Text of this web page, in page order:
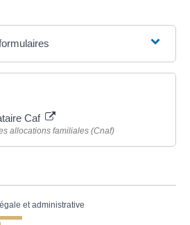
Caf
allocations familiales (Cnaf)
et administrative